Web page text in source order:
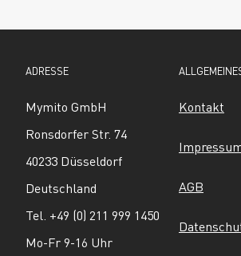
ADRESSE
Mymito GmbH
Ronsdorfer Str. 74
40233 Düsseldorf
Deutschland
Tel. +49 (0) 211 999 1450
Mo-Fr 9-16 Uhr
Kontakt
AGB